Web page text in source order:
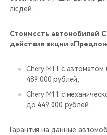
людей.
Стоимость автомобилей
действия акции
Chery M11 c
489 000 рублей;
Chery M11 c
до 449 000 рублей.
Гарантия на данные